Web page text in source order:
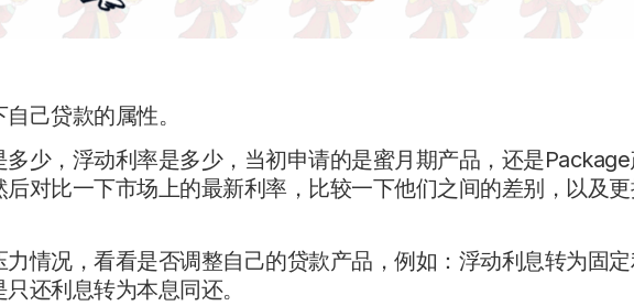
己贷款的属性。
少，浮动利率是多少，当初申请的是蜜月期产品，还是
对比一下市场上的最新利率，比较一下他们之间的差别，以及
情况，看看是否调整自己的贷款产品，例如：浮动利息转为固
还利息转为本息同还。